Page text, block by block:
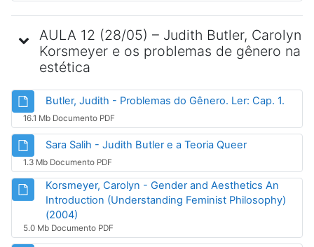
AULA 12 (28/05) – Judith Butler, Carolyn
Korsmeyer e os problemas de gênero na
estética
Butler, Judith - Problemas do Gênero. Ler: Cap. 1.
16.1 Mb Documento PDF
Sara Salih - Judith Butler e a Teoria QueerArquivo
1.3 Mb Documento PDF
Korsmeyer, Carolyn - Gender and Aesthetics An
Introduction (Understanding Feminist Philosophy)
(2004)
5.0 Mb Documento PDF